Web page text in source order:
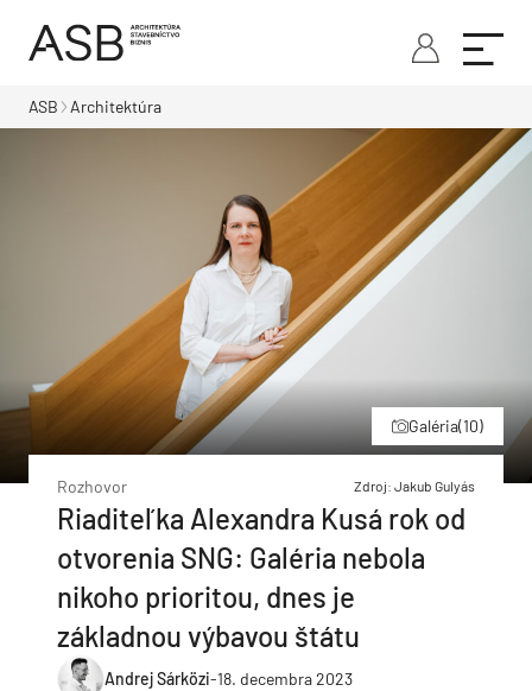
ASB Architektúra
Galéria(10)
Rozhovor Zdroj: Jakub Gulyás
Riaditeľka Alexandra Kusá rok od
otvorenia SNG: Galéria nebola
nikoho prioritou, dnes je
základnou výbavou štátu
Andrej Sárközi-18. decembra 2023